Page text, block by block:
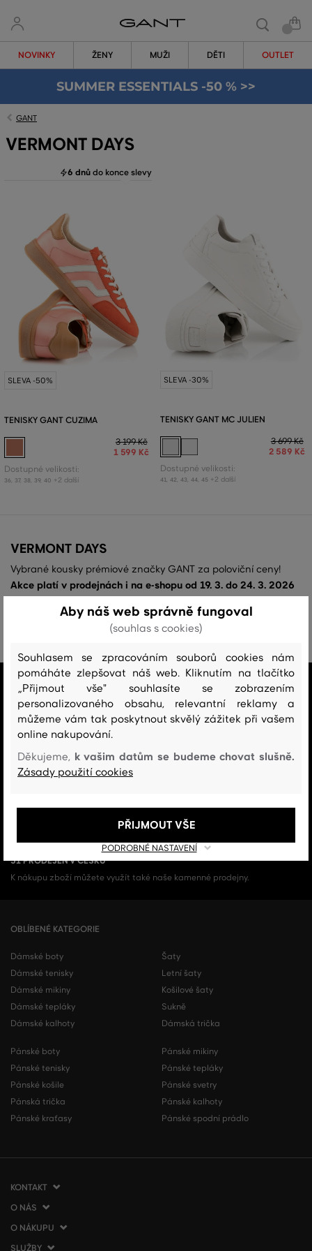
NOVINKY ŽENY MUŽI DĚTI OUTLET
SUMMER ESSENTIALS -50 % >>
GANT
VERMONT DAYS
6 dnů do konce slevy
SLEVA -50%
TENISKY GANT CUZIMA
3 199 Kč
1 599 Kč
Dostupné velikosti:
36 37, 38 39, 40 +2 další
SLEVA -30%
TENISKY GANT MC JULIEN
3 699 Kč
2 589 Kč
Dostupné velikosti:
41 42 43 44 45 +2 další
VERMONT DAYS
Vybrané kousky prémiové značky GANT za poloviční ceny!
Akce platí v prodejnách i na e-shopu od 19. 3. do 24. 3. 2026
vrácení zboží je zdarma.
VŠE SKLADEM
Všechno zboží v e-shopu je skladem.
ZÁRUKA ORIGINALITY
DOPRAVA A VRÁCENÍ ZDARMA
51 PRODEJEN V ČESKU
K nákupu zboží můžete využít také naše kamenné prodejny.
OBLÍBENÉ KATEGORIE
Dámské boty
Dámské tenisky
Dámské mikiny
Dámské tepláky
Dámské kalhoty
Šaty
Letní šaty
Košilové šaty
Sukně
Dámská trička
Pánské boty
Pánské tenisky
Pánské košile
Pánská trička
Pánské kraťasy
Pánské mikiny
Pánské tepláky
Pánské svetry
Pánské kalhoty
Pánské spodní prádlo
KONTAKT
VERMONT Services Slovakia s. r. o.
Vlčie hrdlo 53
821 07 Bratislava
O NÁS
O společnosti
Kontakt
O NÁKUPU
Jak nakupovat
SLUŽBY
Aby náš web správně fungoval
(souhlas s cookies)
Souhlasem se zpracováním souborů cookies nám
pomáháte zlepšovat náš web. Kliknutím na tlačítko
„Přijmout vše" souhlasíte se zobrazením
personalizovaného obsahu, relevantní reklamy a
můžeme vám tak poskytnout skvělý zážitek při vašem
online nakupování.
Děkujeme, k vašim datům se budeme chovat slušně.
Zásady použití cookies
PODROBNÉ NASTAVENÍ
PŘIJMOUT VŠE